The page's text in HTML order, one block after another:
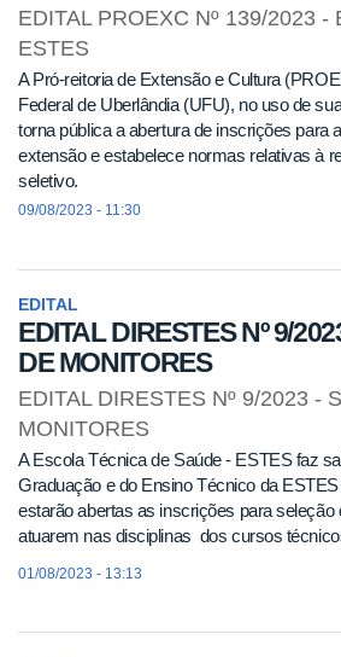
EDITAL PROEXC Nº 139/2023 -
ESTES
A Pró-reitoria de Extensão e Cultura
Federal de Uberlândia (UFU), no uso de
torna pública a abertura de inscrições para
extensão e estabelece normas relativas à
seletivo.
09/08/2023 - 11:30
EDITAL
EDITAL DIRESTES Nº 9/
DE MONITORES
EDITAL DIRESTES Nº 9/2023 -
MONITORES
A Escola Técnica de Saúde - ESTES faz
Graduação e do Ensino Técnico da
estarão abertas as inscrições para seleção
atuarem nas disciplinas dos cursos
01/08/2023 - 13:13